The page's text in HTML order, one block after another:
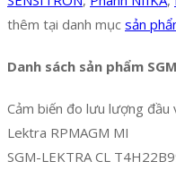
thêm tại danh mục sản
Danh sách sản phẩm
Cảm biến đo lưu lượng đầu
Lektra RPMAGM MI
SGM-LEKTRA CL